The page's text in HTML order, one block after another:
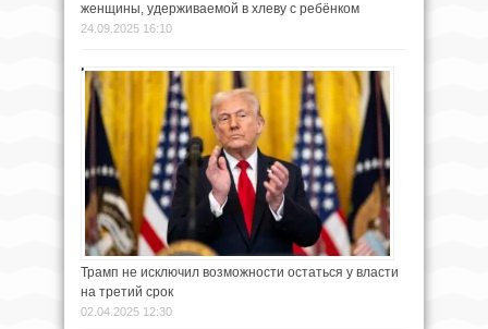
женщины, удерживаемой в хлеву с ребёнком
24.09.2025 16:10
Трамп не исключил возможности остаться у власти
на третий срок
02.04.2025 12:30